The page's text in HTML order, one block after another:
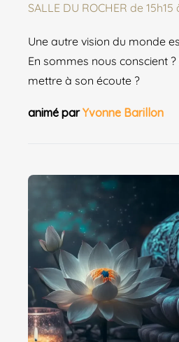
SALLE DU ROCHER de 15h15
Une autre vision du monde
En sommes nous conscient
mettre à son écoute ?
animé parYvonne Barillon